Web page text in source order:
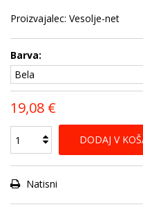
Proizvajalec: Vesolje-net
Barva:
19,08 €
DODAJ V
Natisni